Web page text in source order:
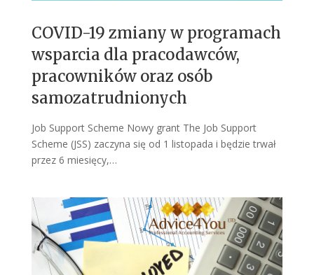
COVID-19 zmiany w programach
wsparcia dla pracodawców,
pracowników oraz osób
samozatrudnionych
Job Support Scheme Nowy grant The Job Support
Scheme (JSS) zaczyna się od 1 listopada i będzie trwał
przez 6 miesięcy,…